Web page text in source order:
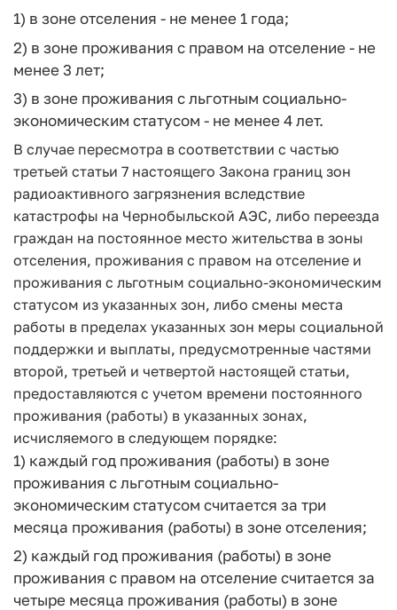
1) в зоне отселения - не менее 1 года;
2) в зоне проживания с правом на отселение - не
менее 3 лет;
3) в зоне проживания с льготным социально-
экономическим статусом - не менее 4 лет.
В случае пересмотра в соответствии с частью
третьей статьи 7 настоящего Закона границ зон
радиоактивного загрязнения вследствие
катастрофы на Чернобыльской АЭС, либо переезда
граждан на постоянное место жительства в зоны
отселения, проживания с правом на отселение и
проживания с льготным социально-экономическим
статусом из указанных зон, либо смены места
работы в пределах указанных зон меры социальной
поддержки и выплаты, предусмотренные частями
второй, третьей и четвертой настоящей статьи,
предоставляются с учетом времени постоянного
проживания (работы) в указанных зонах,
исчисляемого в следующем порядке:
1) каждый год проживания (работы) в зоне
проживания с льготным социально-
экономическим статусом считается за три
месяца проживания (работы) в зоне отселения;
2) каждый год проживания (работы) в зоне
проживания с правом на отселение считается за
четыре месяца проживания (работы) в зоне